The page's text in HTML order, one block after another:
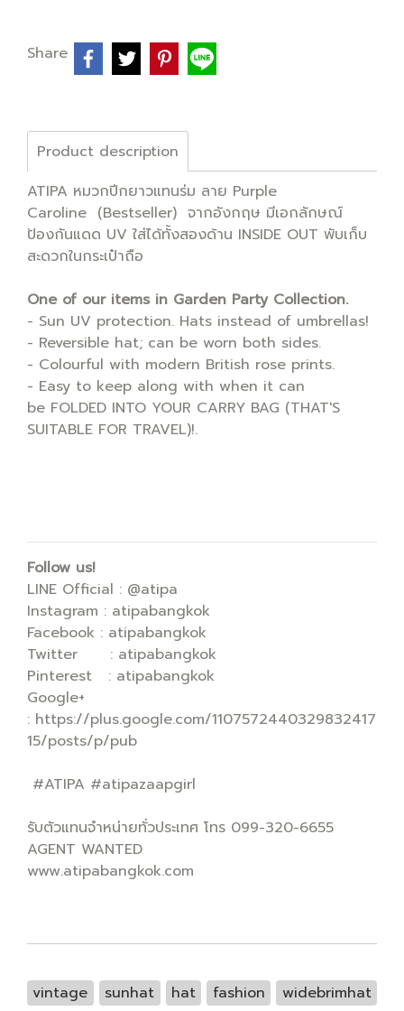
Share
Product description
ATIPA หมวกปีกยาวแทนร่ม ลาย Purple
Caroline (Bestseller) จากอังกฤษ มีเอกลักษณ์
ป้องกันแดด UV ใส่ได้ทั้งสองด้าน INSIDE OUT พับเก็บ
สะดวกในกระเป๋าถือ
One of our items in Garden Party Collection.
- Sun UV protection. Hats instead of umbrellas!
- Reversible hat; can be worn both sides.
- Colourful with modern British rose prints.
- Easy to keep along with when it can
be FOLDED INTO YOUR CARRY BAG (THAT'S
SUITABLE FOR TRAVEL)!.
Follow us!
LINE Official : @atipa
Instagram : atipabangkok
Facebook : atipabangkok
Twitter : atipabangkok
Pinterest : atipabangkok
Google+
: https://plus.google.com/1107572440329832417
15/posts/p/pub
#ATIPA #atipazaapgirl
รับตัวแทนจำหน่ายทั่วประเทศ โทร 099-320-6655
AGENT WANTED
www.atipabangkok.com
vintage sunhat hat fashion widebrimhat